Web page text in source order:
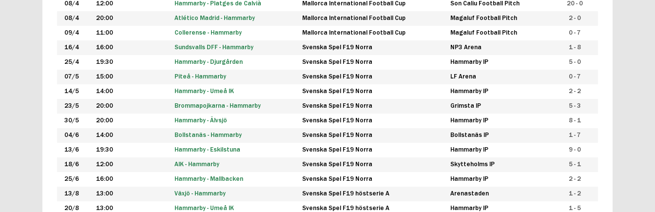
08/4 12:00 Hammarby - Platges de Calvià Mallorca International Football Cup Son Caliu Football Pitch 20 - 0
08/4 20:00 Atlético Madrid - Hammarby Mallorca International Football Cup Magaluf Football Pitch 2 - 0
09/4 11:00 Collerense - Hammarby Mallorca International Football Cup Magaluf Football Pitch 0 - 7
16/4 16:00 Sundsvalls DFF - Hammarby Svenska Spel F19 Norra NP3 Arena 1 - 8
25/4 19:30 Hammarby - Djurgården Svenska Spel F19 Norra Hammarby IP 5 - 0
07/5 15:00 Piteå - Hammarby Svenska Spel F19 Norra LF Arena 0 - 7
14/5 14:00 Hammarby - Umeå IK Svenska Spel F19 Norra Hammarby IP 2 - 2
23/5 20:00 Brommapojkarna - Hammarby Svenska Spel F19 Norra Grimsta IP 5 - 3
30/5 20:00 Hammarby - Älvsjö Svenska Spel F19 Norra Hammarby IP 8 - 1
04/6 14:00 Bollstanäs - Hammarby Svenska Spel F19 Norra Bollstanäs IP 1 - 7
13/6 19:30 Hammarby - Eskilstuna Svenska Spel F19 Norra Hammarby IP 9 - 0
18/6 12:00 AIK - Hammarby Svenska Spel F19 Norra Skytteholms IP 5 - 1
25/6 16:00 Hammarby - Mallbacken Svenska Spel F19 Norra Hammarby IP 2 - 2
13/8 13:00 Växjö - Hammarby Svenska Spel F19 höstserie A Arenastaden 1 - 2
20/8 13:00 Hammarby - Umeå IK Svenska Spel F19 höstserie A Hammarby IP 1 - 5